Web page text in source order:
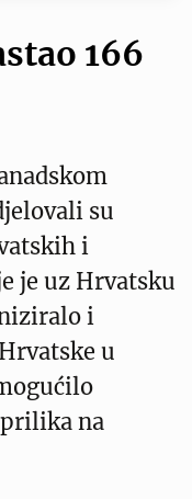
166
su
i
je uz Hrvatsku
i
u
na